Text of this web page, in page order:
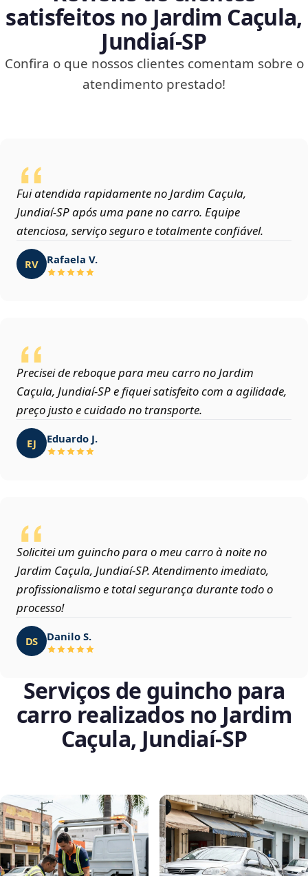
satisfeitos no Jardim Caçula,
Jundiaí‑SP
Confira o que nossos clientes comentam sobre o
atendimento prestado!
Fui atendida rapidamente no Jardim Caçula,
Jundiaí‑SP após uma pane no carro. Equipe
atenciosa, serviço seguro e totalmente confiável.
RV Rafaela V.
Precisei de reboque para meu carro no Jardim
Caçula, Jundiaí‑SP e fiquei satisfeito com a agilidade,
preço justo e cuidado no transporte.
EJ Eduardo J.
Solicitei um guincho para o meu carro à noite no
Jardim Caçula, Jundiaí‑SP. Atendimento imediato,
profissionalismo e total segurança durante todo o
processo!
DS Danilo S.
Serviços de guincho para
carro realizados no Jardim
Caçula, Jundiaí‑SP